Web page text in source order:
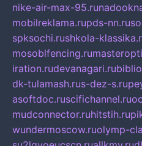
nike-air-max-95.ru
mobilreklama.rupds-nn.ru
spksochi.rushkola-
mosoblfencing.ru
iration.rudevanagari.ru
dk-tulamash.rus-dez-s.ru
asoftdoc.ruscifichannel.ru
mudconnector.ruhitstih.ru
wundermoscow.ruolymp-